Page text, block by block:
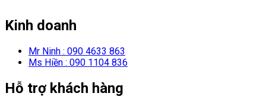
Kinh doanh
Mr Ninh : 090 4633 863
Ms Hiền : 090 1104 836
Hỗ trợ khách hàng